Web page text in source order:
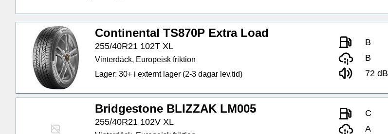
Continental TS870P Extra Load
255/40R21 102T XL
Vinterdäck, Europeisk friktion
Lager: 30+ i externt lager (2-3 dagar lev.tid)
B
B
72 dB
Bridgestone BLIZZAK LM005
255/40R21 102V XL
C
A